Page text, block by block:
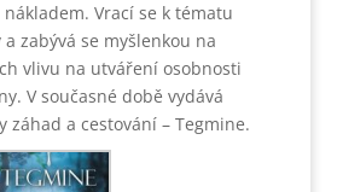
Vrací se k tématu
zabývá se myšlenkou na
vlivu na utváření osobnosti
V současné době vydává
záhad a cestování – Tegmine.